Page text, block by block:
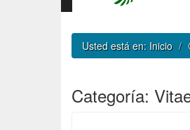
Usted está en: Inicio
Categoría: